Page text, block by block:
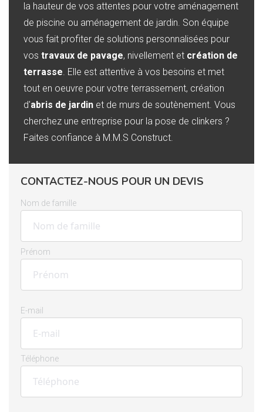
la hauteur de vos attentes pour votre aménagement
de piscine ou aménagement de jardin. Son équipe
vous fait profiter de solutions personnalisées pour
vos travaux de pavage, nivellement et création de
terrasse. Elle est attentive à vos besoins et met
tout en oeuvre pour votre terrassement, création
d'abris de jardin et de murs de soutènement. Vous
cherchez une entreprise pour la pose de clinkers ?
Faites confiance à M.M.S Construct.
CONTACTEZ-NOUS POUR UN DEVIS
Nom de famille
Prénom
E-mail
Téléphone